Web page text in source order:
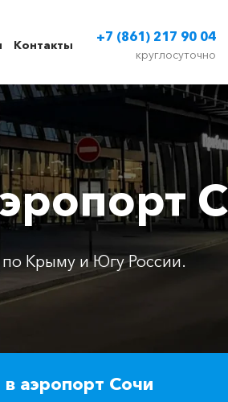
Контакты
+7 (861) 217 90 04
круглосуточно
Крыму и Югу России.
в аэропорт Сочи